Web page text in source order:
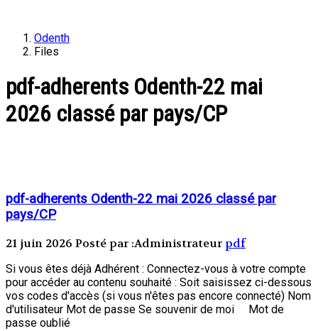
Odenth
Files
pdf-adherents Odenth-22 mai
2026 classé par pays/CP
pdf-adherents Odenth-22 mai 2026 classé par
pays/CP
21 juin 2026 Posté par :Administrateurpdf
Si vous êtes déjà Adhérent : Connectez-vous à votre compte
pour accéder au contenu souhaité : Soit saisissez ci-dessous
vos codes d'accès (si vous n'êtes pas encore connecté) Nom
d'utilisateur Mot de passe Se souvenir de moi Mot de
passe oublié